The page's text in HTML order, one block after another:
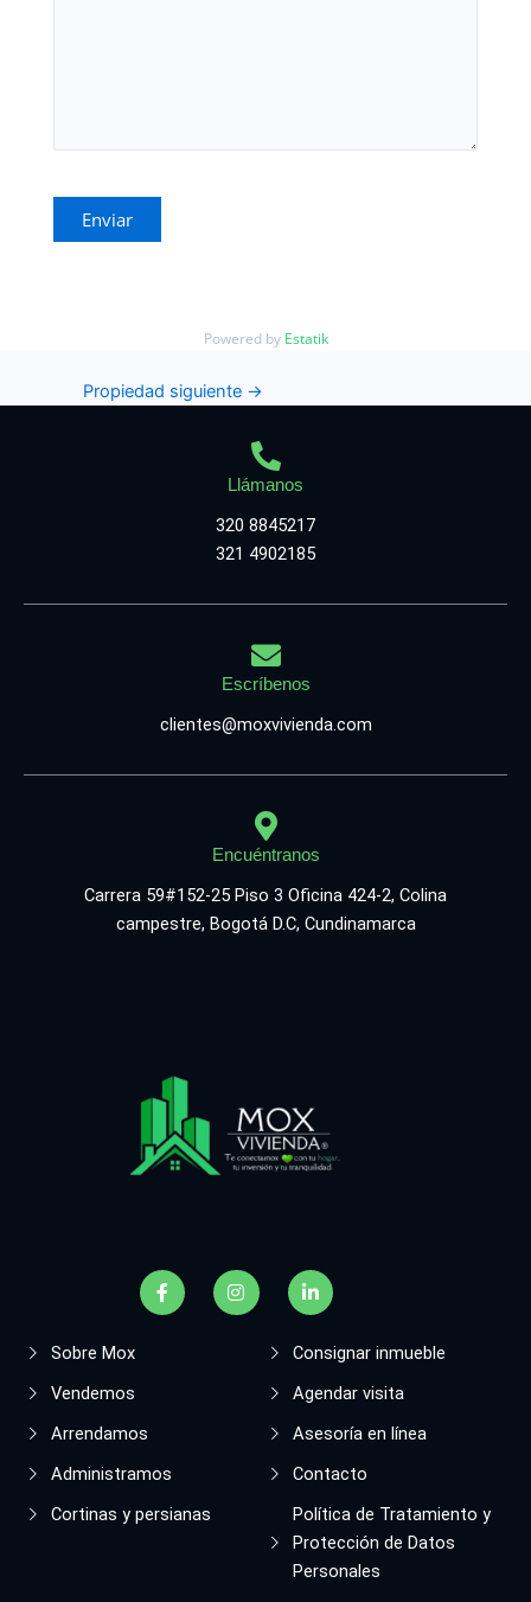
Powered by Estatik
Propiedad siguiente →
Llámanos
320 8845217
321 4902185
Escríbenos
clientes@moxvivienda.com
Encuéntranos
Carrera 59#152-25 Piso 3 Oficina 424-2, Colina
campestre, Bogotá D.C, Cundinamarca
F
a
c
e
I
n
s
t
L
i
n
k
d
n
i
Sobre Mox
Vendemos
Arrendamos
Administramos
Cortinas y persianas
Consignar inmueble
Agendar visita
Asesoría en línea
Contacto
Política de Tratamiento y
Protección de Datos
Personales